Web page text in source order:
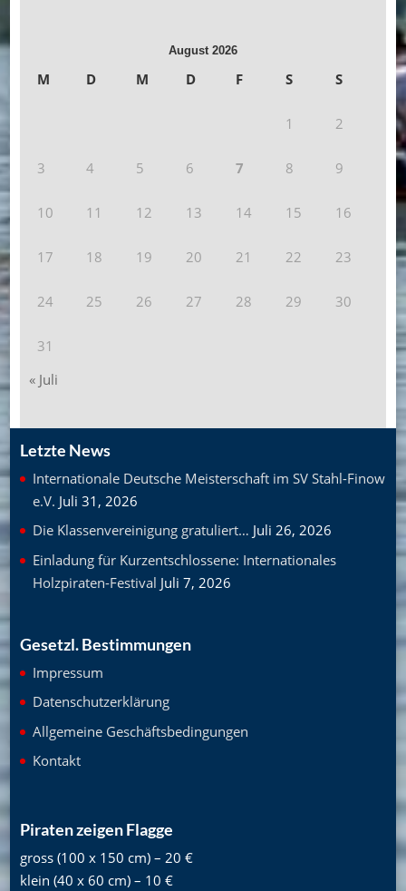
August 2026
M D M D F S S
1 2
3 4 5 6 7 8 9
10 11 12 13 14 15 16
17 18 19 20 21 22 23
24 25 26 27 28 29 30
31
« Juli
Letzte News
Internationale Deutsche Meisterschaft im SV Stahl-Finow
e.V. Juli 31, 2026
Die Klassenvereinigung gratuliert… Juli 26, 2026
Einladung für Kurzentschlossene: Internationales
Holzpiraten-Festival Juli 7, 2026
Gesetzl. Bestimmungen
Impressum
Datenschutzerklärung
Allgemeine Geschäftsbedingungen
Kontakt
Piraten zeigen Flagge
gross (100 x 150 cm) – 20 €
klein (40 x 60 cm) – 10 €